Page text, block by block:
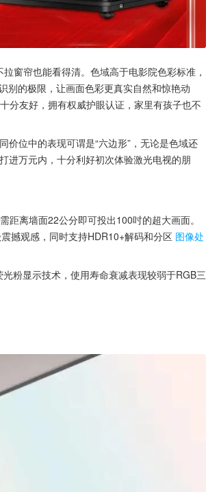
窗帘也能看得清。色域高于电影院色彩标准，
别的极限，让画面色彩更真实自然和惊艳动
分友好，拥有权威护眼认证，家里有孩子也不
价位中的表现可谓是“六边形”，无论是色域还
进万元内，十分利好初次体验激光电视的朋
距离墙面22公分即可投出100吋的超大画面。
撼观感，同时支持HDR10+解码和分区 图像处
粉显示技术，使用寿命衰减表现较弱于RGB三